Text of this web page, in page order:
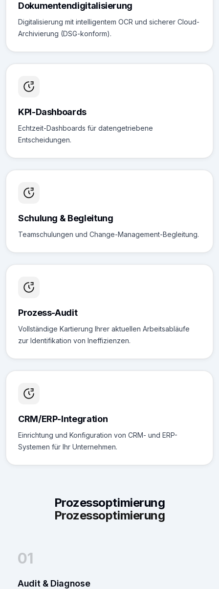
Dokumentendigitalisierung
Digitalisierung mit intelligentem OCR und sicherer Cloud-
Archivierung (DSG-konform).
KPI-Dashboards
Echtzeit-Dashboards für datengetriebene
Entscheidungen.
Schulung & Begleitung
Teamschulungen und Change-Management-Begleitung.
Prozess-Audit
Vollständige Kartierung Ihrer aktuellen Arbeitsabläufe
zur Identifikation von Ineffizienzen.
CRM/ERP-Integration
Einrichtung und Konfiguration von CRM- und ERP-
Systemen für Ihr Unternehmen.
Prozessoptimierung
Prozessoptimierung
01
Audit & Diagnose